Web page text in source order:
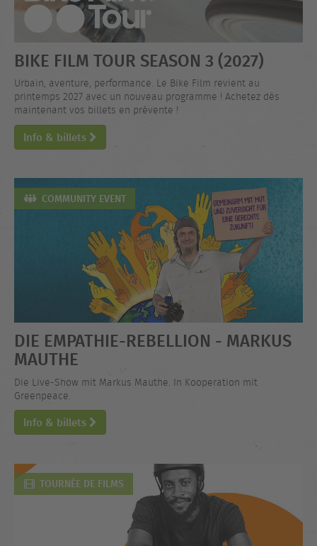
BIKE FILM TOUR SEASON 3 (2027)
Urbain, aventure, performance. Le Bike Film revient au
printemps 2027 avec un nouveau programme ! Achetez dès
maintenant vos billets en prévente !
Info & billets
COMMUNITY EVENT
DIE EMPATHIE-REBELLION - MARKUS
MAUTHE
Die Live-Show mit Markus Mauthe. In Kooperation mit
Greenpeace.
Info & billets
TOURNÉE DE FILMS